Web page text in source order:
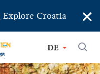
Croatia ×
DE